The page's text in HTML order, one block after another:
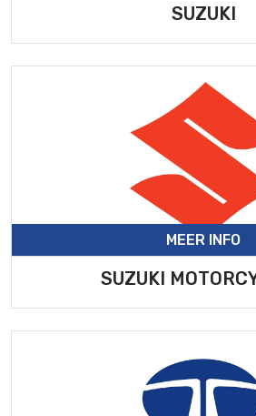
SUZUKI
MEER INFO
SUZUKI